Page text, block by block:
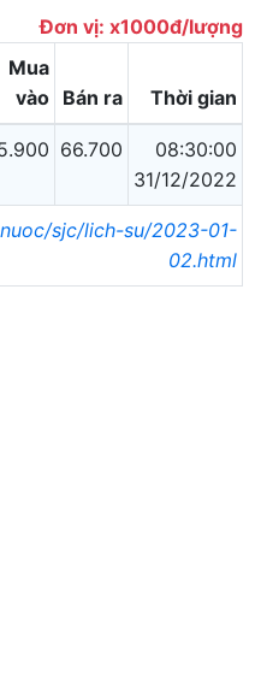
Đơn vị: x1000đ/lượng
Mua
vào Bán ra Thời gian
66.700
08:30:00
31/12/2022
sjc/lich-su/2023-01-
02.html